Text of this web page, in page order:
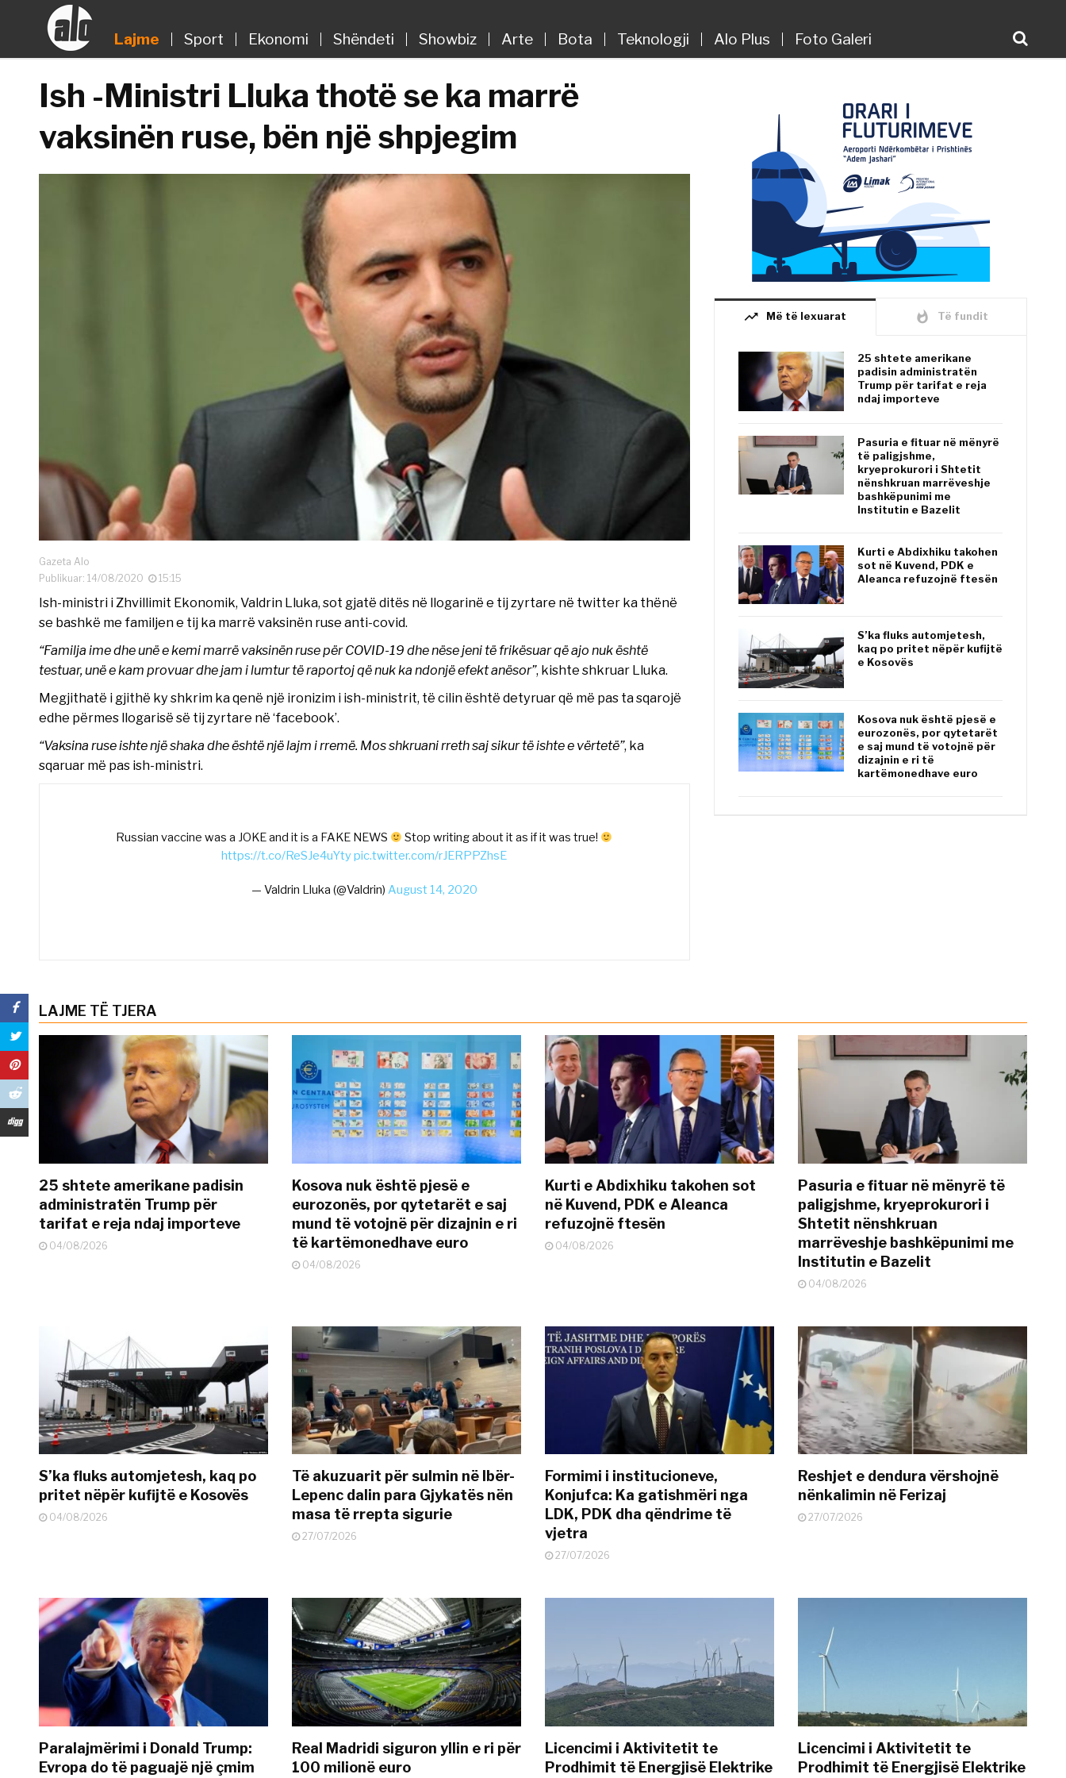
Lajme Sport Ekonomi Shëndeti Showbiz Arte Bota Teknologji Alo Plus Foto Galeri
Ish -Ministri Lluka thotë se ka marrë
vaksinën ruse, bën një shpjegim
Gazeta Alo
Publikuar: 14/08/2020
15:15
Ish-ministri i Zhvillimit Ekonomik, Valdrin Lluka, sot gjatë ditës në llogarinë e tij zyrtare në twitter ka thënë
se bashkë me familjen e tij ka marrë vaksinën ruse anti-covid.
“Familja ime dhe unë e kemi marrë vaksinën ruse për COVID-19 dhe nëse jeni të frikësuar që ajo nuk është
testuar, unë e kam provuar dhe jam i lumtur të raportoj që nuk ka ndonjë efekt anësor”, kishte shkruar Lluka.
Megjithatë i gjithë ky shkrim ka qenë një ironizim i ish-ministrit, të cilin është detyruar që më pas ta sqarojë
edhe përmes llogarisë së tij zyrtare në ‘facebook’.
“Vaksina ruse ishte një shaka dhe është një lajm i rremë. Mos shkruani rreth saj sikur të ishte e vërtetë”, ka
sqaruar më pas ish-ministri.
Russian vaccine was a JOKE and it is a FAKE NEWS
Stop writing about it as if it was true!
https://t.co/ReSJe4uYtypic.twitter.com/rJERPPZhsE
— Valdrin Lluka (@Valdrin) August 14, 2020
trending_up Më të lexuarat whatshot Të fundit
25 shtete amerikane
padisin administratën
Trump për tarifat e reja
ndaj importeve
Pasuria e fituar në mënyrë
të paligjshme,
kryeprokurori i Shtetit
nënshkruan marrëveshje
bashkëpunimi me
Institutin e Bazelit
Kurti e Abdixhiku takohen
sot në Kuvend, PDK e
Aleanca refuzojnë ftesën
S’ka fluks automjetesh,
kaq po pritet nëpër kufijtë
e Kosovës
Kosova nuk është pjesë e
eurozonës, por qytetarët
e saj mund të votojnë për
dizajnin e ri të
kartëmonedhave euro
LAJME TË TJERA
25 shtete amerikane padisin
administratën Trump për
tarifat e reja ndaj importeve
04/08/2026
Kosova nuk është pjesë e
eurozonës, por qytetarët e saj
mund të votojnë për dizajnin e ri
të kartëmonedhave euro
04/08/2026
Kurti e Abdixhiku takohen sot
në Kuvend, PDK e Aleanca
refuzojnë ftesën
04/08/2026
Pasuria e fituar në mënyrë të
paligjshme, kryeprokurori i
Shtetit nënshkruan
marrëveshje bashkëpunimi me
Institutin e Bazelit
04/08/2026
S’ka fluks automjetesh, kaq po
pritet nëpër kufijtë e Kosovës
04/08/2026
Të akuzuarit për sulmin në Ibër-
Lepenc dalin para Gjykatës nën
masa të rrepta sigurie
27/07/2026
Formimi i institucioneve,
Konjufca: Ka gatishmëri nga
LDK, PDK dha qëndrime të
vjetra
27/07/2026
Reshjet e dendura vërshojnë
nënkalimin në Ferizaj
27/07/2026
Paralajmërimi i Donald Trump:
Evropa do të paguajë një çmim
Real Madridi siguron yllin e ri për
100 milionë euro
Licencimi i Aktivitetit te
Prodhimit të Energjisë Elektrike
Licencimi i Aktivitetit te
Prodhimit të Energjisë Elektrike